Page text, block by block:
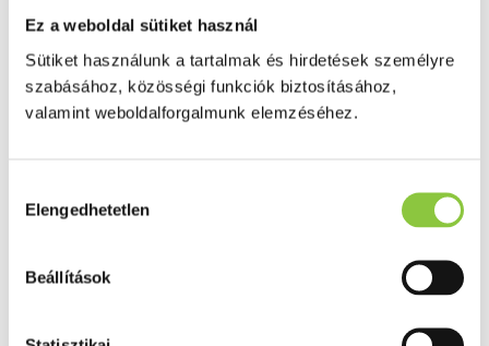
Ez a weboldal sütiket használ
Sütiket használunk a tartalmak és hirdetések személyre
szabásához, közösségi funkciók biztosításához,
valamint weboldalforgalmunk elemzéséhez.
kiválasztása
Elengedhetetlen
Beállítások
(szerves formában)
10 mg
Réz
(szerves formában)
1000 μg 100%
Szelén
100%
Króm
100%